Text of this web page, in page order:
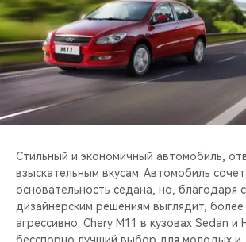
CHERY И СПОРТ
НАШИ МЕРОПРИЯТИЯ
ВИДЕООБЗОРЫ
Стильный и экономичный автомобиль,
взыскательным вкусам. Автомобиль
основательность седана, но, благодаря
дизайнерским решениям выглядит,
агрессивно. Chery M11 в кузовах Sedan
бесспорно лучший выбор для молодых и